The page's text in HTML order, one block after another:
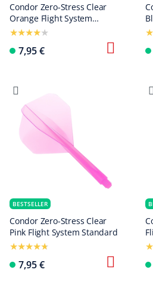
Condor Zero-Stress Clear
Orange Flight System
Standard
7,95 €
BESTSELLER
Condor Zero-Stress Clear
Pink Flight System Standard
7,95 €